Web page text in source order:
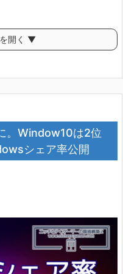
開く ▼
。Window10は2位
シェア率公開